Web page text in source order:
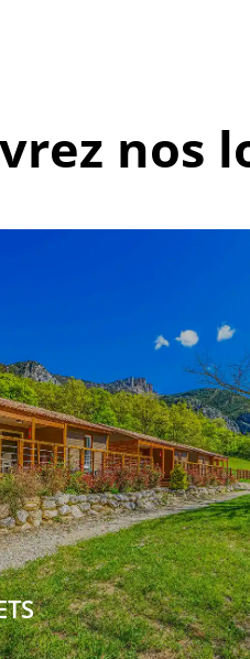
nos